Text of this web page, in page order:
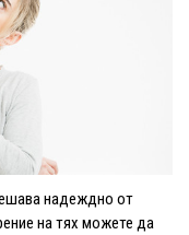
надеждно от
на тях можете да